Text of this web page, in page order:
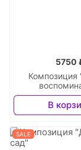
Композиция
5750
В
SALE